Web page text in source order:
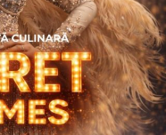
un context
despre
și a ajuns astăzi
de femei
fizică în mai